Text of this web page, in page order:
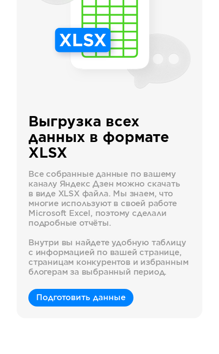
Выгрузка всех
данных в формате
XLSX
Все собранные данные по вашему
каналу Яндекс Дзен можно скачать
в виде XLSX файла. Мы знаем, что
многие используют в своей работе
Microsoft Excel, поэтому сделали
подробные отчёты.
Внутри вы найдете удобную таблицу
c информацией по вашей странице,
страницам конкурентов и избранным
блогерам за выбранный период.
Подготовить данные